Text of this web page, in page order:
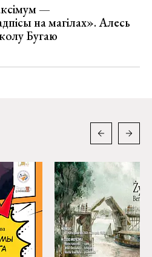
—
на магілах». Алесь
Бугаю